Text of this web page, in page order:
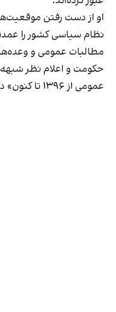
او از دست رفتن
نظام سیاسی کشور را
مطالبات عمومی و
حکومت و اعلام نظر
عمومی از ۱۳۹۶ تا کنون» دانست.